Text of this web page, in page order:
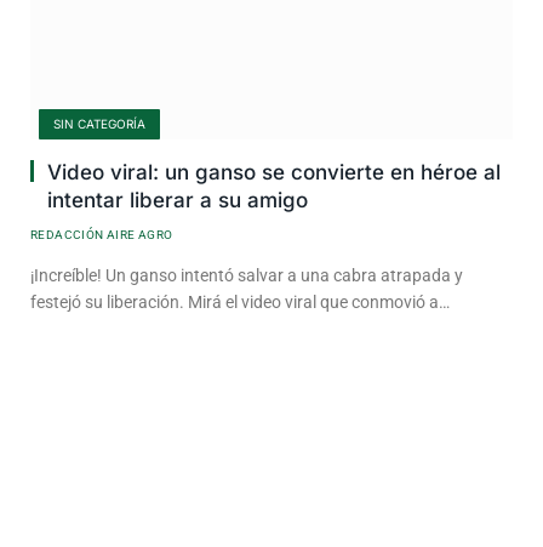
SIN CATEGORÍA
Video viral: un ganso se convierte en héroe al
intentar liberar a su amigo
REDACCIÓN AIRE AGRO
¡Increíble! Un ganso intentó salvar a una cabra atrapada y
festejó su liberación. Mirá el video viral que conmovió a…